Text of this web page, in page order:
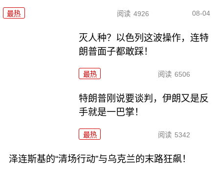
最热 阅读 4926 08-04
灭人种？以色列这波操作，连特
朗普面子都敢踩！
最热 阅读 6506
特朗普刚说要谈判，伊朗又是反
手就是一巴掌！
最热 阅读 5342
泽连斯基的“清场行动”与乌克兰的末路狂飙！